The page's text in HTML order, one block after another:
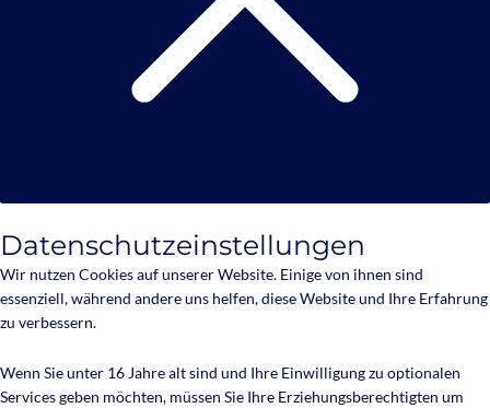
Datenschutzeinstellungen
Wir nutzen Cookies auf unserer Website. Einige von ihnen sind
essenziell, während andere uns helfen, diese Website und Ihre Erfahrung
zu verbessern.
Wenn Sie unter 16 Jahre alt sind und Ihre Einwilligung zu optionalen
Services geben möchten, müssen Sie Ihre Erziehungsberechtigten um